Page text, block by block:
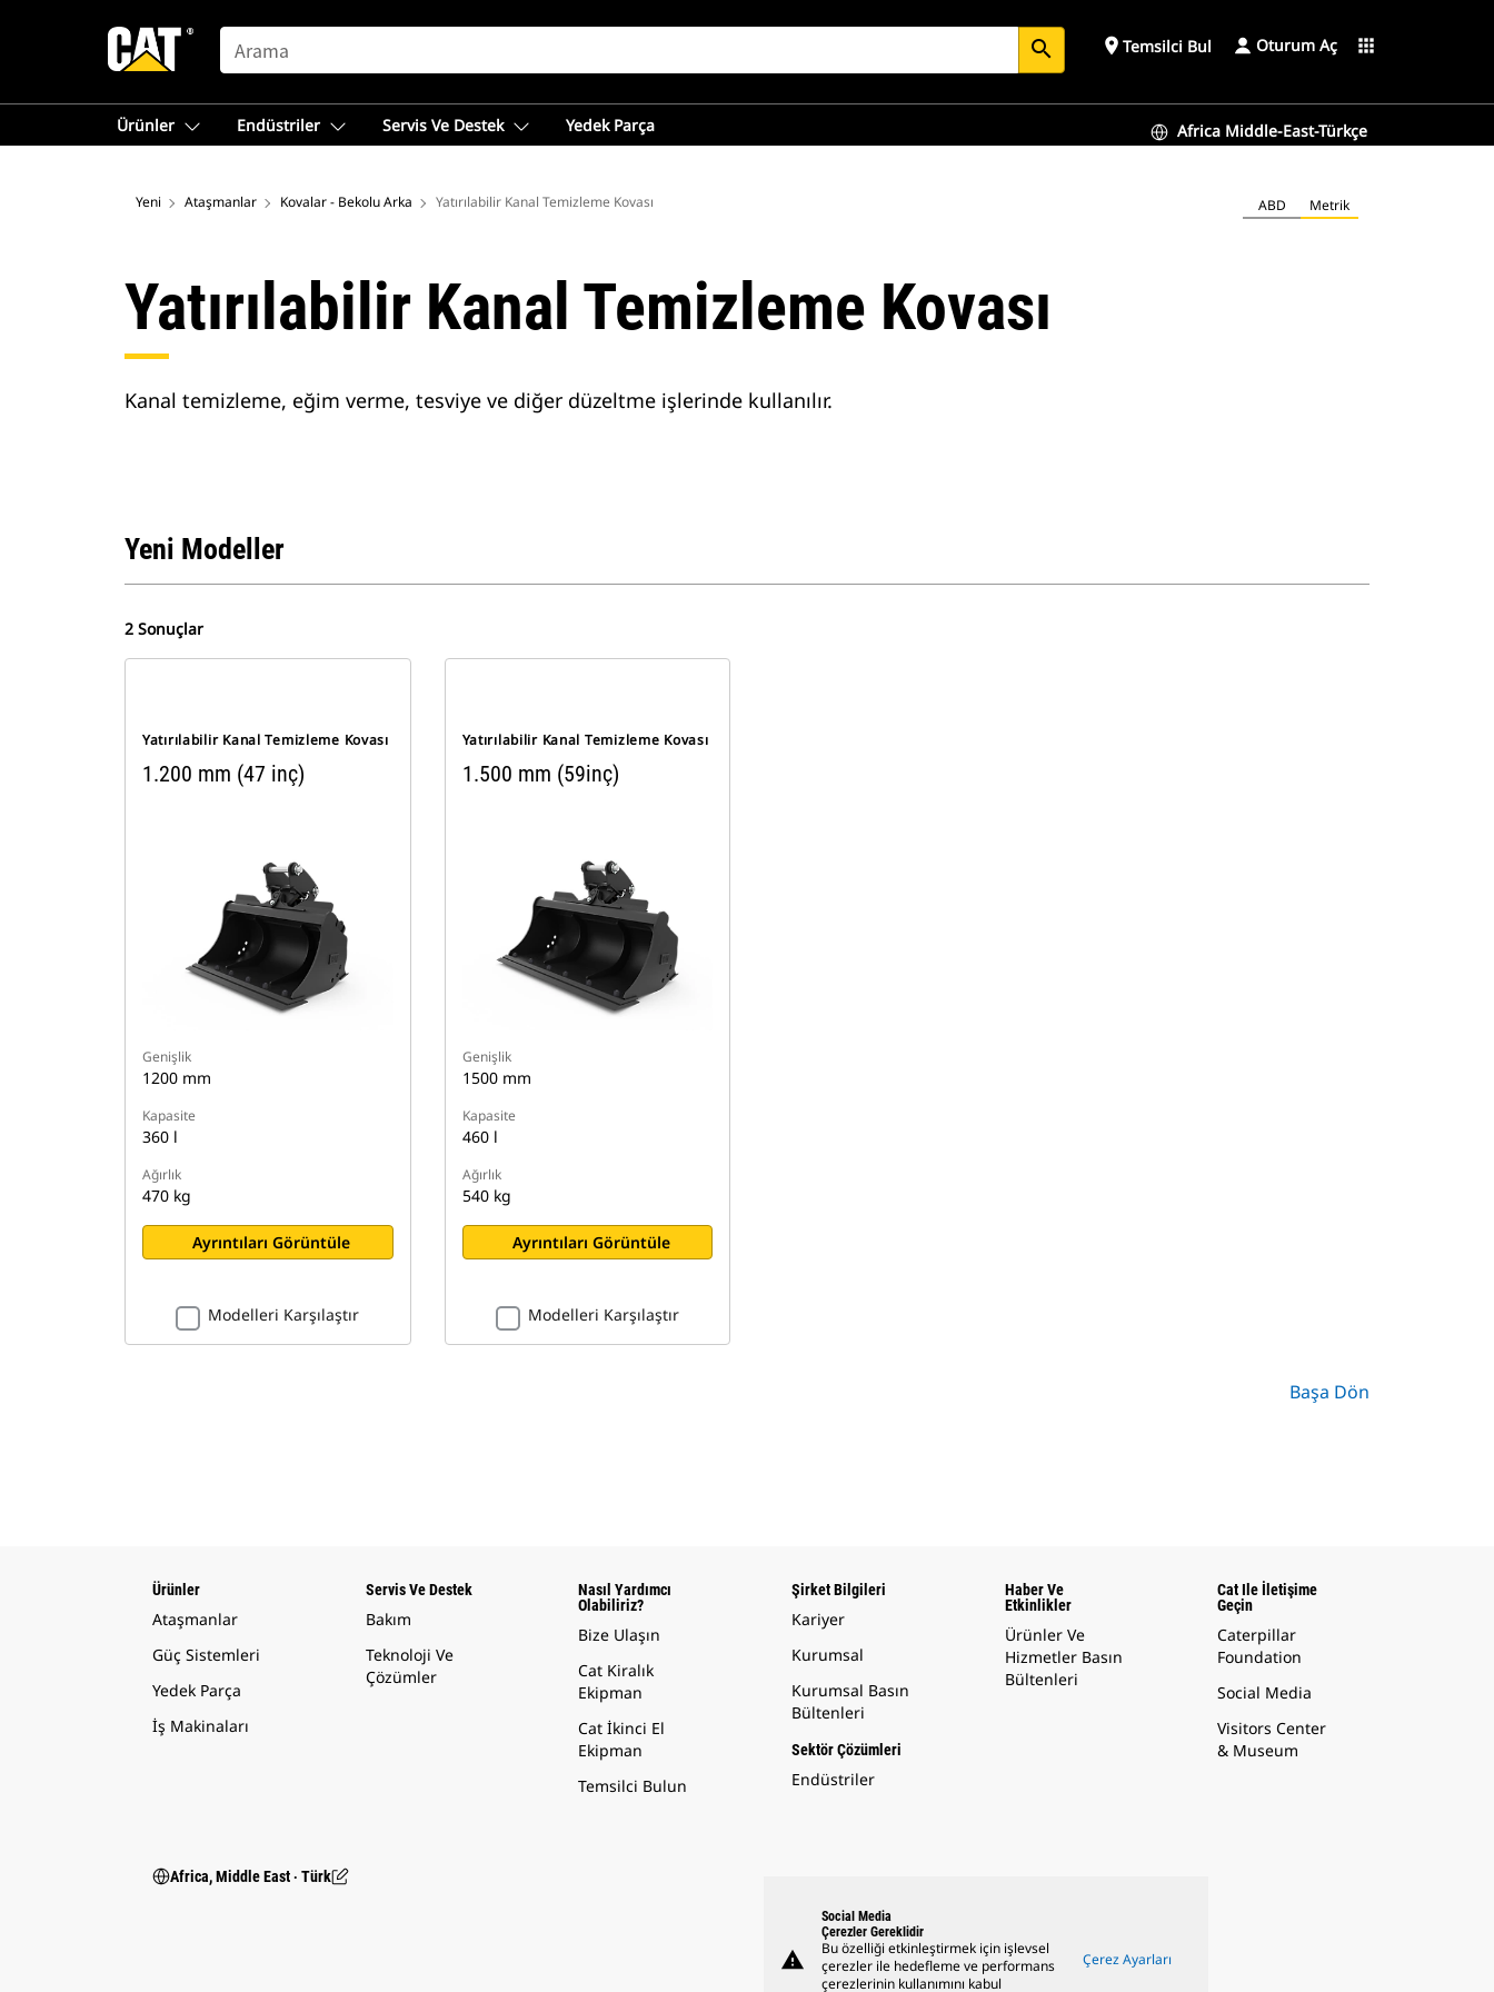
SEARCH search place Temsilci Bul Oturum Aç apps
Ürünler Endüstriler Servis Ve Destek Yedek Parça Africa Middle-East-Türkçe
Yeni Ataşmanlar Kovalar - Bekolu Arka Yatırılabilir Kanal Temizleme Kovası ABD Metrik
Yatırılabilir Kanal Temizleme Kovası
Kanal temizleme, eğim verme, tesviye ve diğer düzeltme işlerinde kullanılır.
Yeni Modeller
2 Sonuçlar
Yatırılabilir Kanal Temizleme Kovası
1.200 mm (47 inç)
Genişlik
1200 mm
Kapasite
360 l
Ağırlık
470 kg
Ayrıntıları Görüntüle
Modelleri Karşılaştır
Yatırılabilir Kanal Temizleme Kovası
1.500 mm (59inç)
Genişlik
1500 mm
Kapasite
460 l
Ağırlık
540 kg
Ayrıntıları Görüntüle
Modelleri Karşılaştır
Başa Dön
Ürünler
Ataşmanlar
Güç Sistemleri
Yedek Parça
İş Makinaları
Servis Ve Destek
Bakım
Teknoloji Ve
Çözümler
Nasıl Yardımcı
Olabiliriz?
Bize Ulaşın
Cat Kiralık
Ekipman
Cat İkinci El
Ekipman
Temsilci Bulun
Şirket Bilgileri
Kariyer
Kurumsal
Kurumsal Basın
Bültenleri
Sektör Çözümleri
Endüstriler
Haber Ve
Etkinlikler
Ürünler Ve
Hizmetler Basın
Bültenleri
Cat Ile İletişime
Geçin
Caterpillar
Foundation
Social Media
Visitors Center
& Museum
Africa, Middle East ‧ Türk
warning
Social Media
Çerezler Gereklidir
Bu özelliği etkinleştirmek için işlevsel
çerezler ile hedefleme ve performans
çerezlerinin kullanımını kabul
Çerez Ayarları